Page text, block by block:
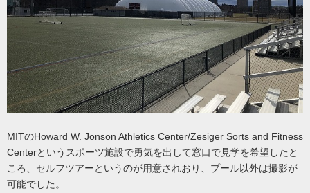
MITのHoward W. Jonson Athletics Center/Zesiger Sorts and Fitness
Centerというスポーツ施設で勇気を出して窓口で見学を希望したと
ころ、セルフツアーというのが用意されおり、プール以外は撮影が
可能でした。